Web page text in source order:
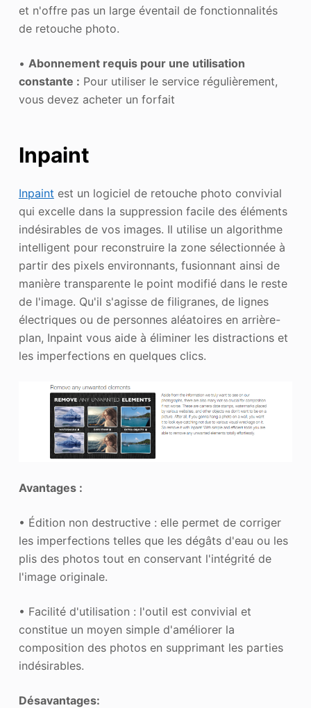
et n'offre pas un large éventail de fonctionnalités
de retouche photo.
• Abonnement requis pour une utilisation
constante : Pour utiliser le service régulièrement,
vous devez acheter un forfait
Inpaint
Inpaint est un logiciel de retouche photo convivial
qui excelle dans la suppression facile des éléments
indésirables de vos images. Il utilise un algorithme
intelligent pour reconstruire la zone sélectionnée à
partir des pixels environnants, fusionnant ainsi de
manière transparente le point modifié dans le reste
de l'image. Qu'il s'agisse de filigranes, de lignes
électriques ou de personnes aléatoires en arrière-
plan, Inpaint vous aide à éliminer les distractions et
les imperfections en quelques clics.
Avantages :
• Édition non destructive : elle permet de corriger
les imperfections telles que les dégâts d'eau ou les
plis des photos tout en conservant l'intégrité de
l'image originale.
• Facilité d'utilisation : l'outil est convivial et
constitue un moyen simple d'améliorer la
composition des photos en supprimant les parties
indésirables.
Désavantages: